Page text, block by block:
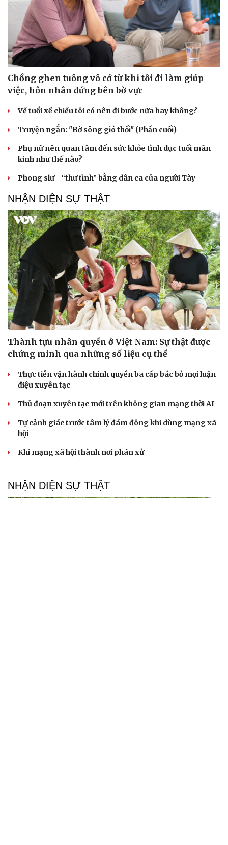
Chồng ghen tuông vô cớ từ khi tôi đi làm giúp
việc, hôn nhân đứng bên bờ vực
Về tuổi xế chiều tôi có nên đi bước nữa hay không?
Truyện ngắn: "Bờ sông gió thổi" (Phần cuối)
Phụ nữ nên quan tâm đến sức khỏe tình dục tuổi mãn
kinh như thế nào?
Phong slư - “thư tình” bằng dân ca của người Tày
NHẬN DIỆN SỰ THẬT
Thành tựu nhân quyền ở Việt Nam: Sự thật được
chứng minh qua những số liệu cụ thể
Thực tiễn vận hành chính quyền ba cấp bác bỏ mọi luận
điệu xuyên tạc
Thủ đoạn xuyên tạc mới trên không gian mạng thời AI
Tự cảnh giác trước tâm lý đám đông khi dùng mạng xã
hội
Khi mạng xã hội thành nơi phán xử
NHẬN DIỆN SỰ THẬT